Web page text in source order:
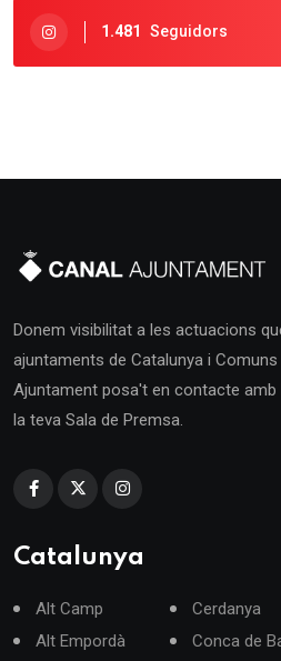
1.481 Seguidors
Donem visibilitat a les actuacions
ajuntaments de Catalunya i
Ajuntament posa't en contacte
la teva Sala de Premsa.
Catalunya
Alt Camp
Alt Empordà
Cerdanya
Conca de